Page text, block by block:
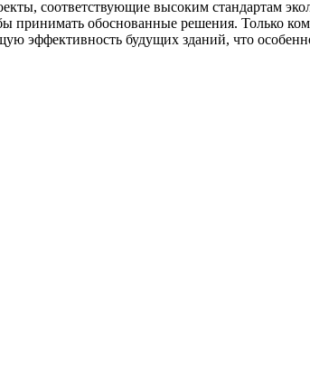
соответствующие высоким стандартам
принимать обоснованные решения. Только
эффективность будущих зданий, что